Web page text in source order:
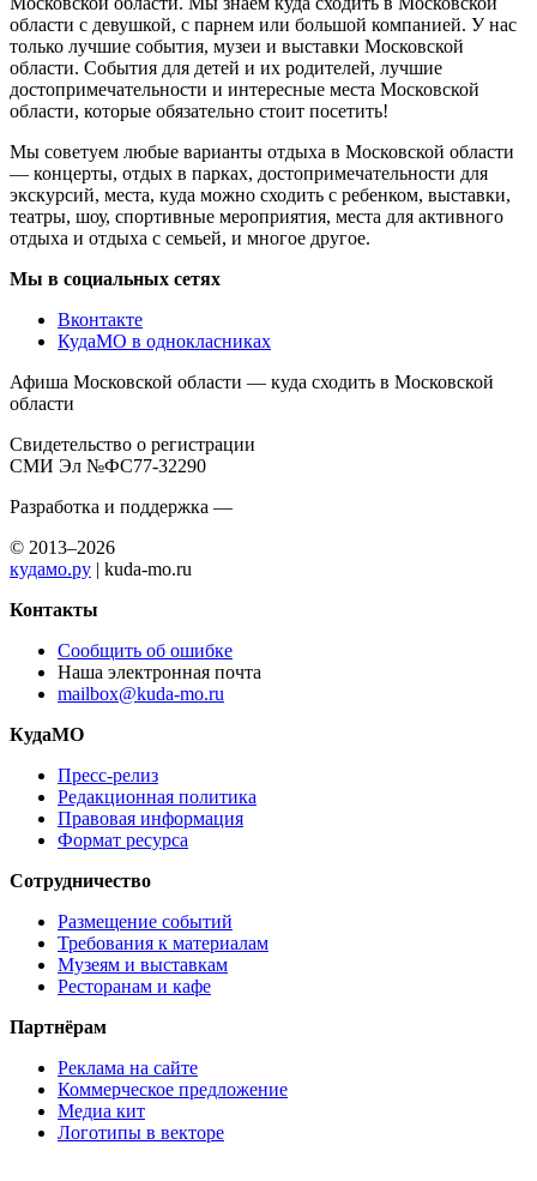
области с девушкой, с парнем или большой компанией. У нас
только лучшие события, музеи и выставки Московской
области. События для детей и их родителей, лучшие
достопримечательности и интересные места Московской
области, которые обязательно стоит посетить!
Мы советуем любые варианты отдыха в Московской области
— концерты, отдых в парках, достопримечательности для
экскурсий, места, куда можно сходить с ребенком, выставки,
театры, шоу, спортивные мероприятия, места для активного
отдыха и отдыха с семьей, и многое другое.
Мы в социальных сетях
Вконтакте
КудаМО в однокласниках
Афиша Московской области — куда сходить в Московской
области
Свидетельство о регистрации
СМИ Эл №ФС77-32290
Разработка и поддержка —
© 2013–2026
кудамо.ру | kuda-mo.ru
Контакты
Сообщить об ошибке
Наша электронная почта
mailbox@kuda-mo.ru
КудаМО
Пресс-релиз
Редакционная политика
Правовая информация
Формат ресурса
Сотрудничество
Размещение событий
Требования к материалам
Музеям и выставкам
Ресторанам и кафе
Партнёрам
Реклама на сайте
Коммерческое предложение
Медиа кит
Логотипы в векторе